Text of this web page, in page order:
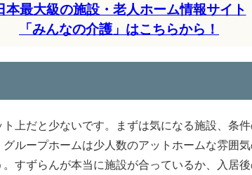
本最大級の施設・老人ホーム情報サイト
「みんなの介護」はこちらから！
上だと少ないです。まずは気になる施設、条
ループホームは少人数のアットホームな雰囲
すずらんが本当に施設が合っているか、入居